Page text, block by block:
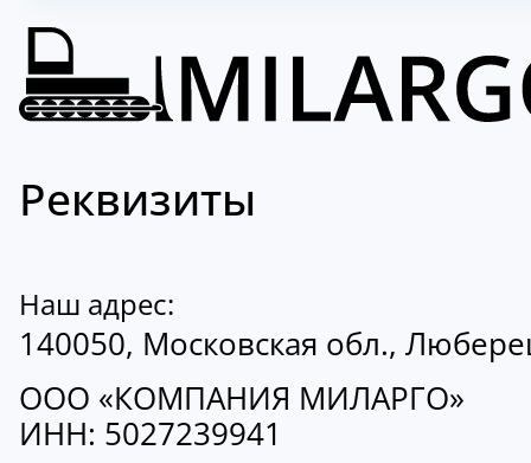
Реквизиты
Наш адрес:
140050, Московская обл.,
ООО «КОМПАНИЯ МИЛАРГО»
ИНН: 5027239941